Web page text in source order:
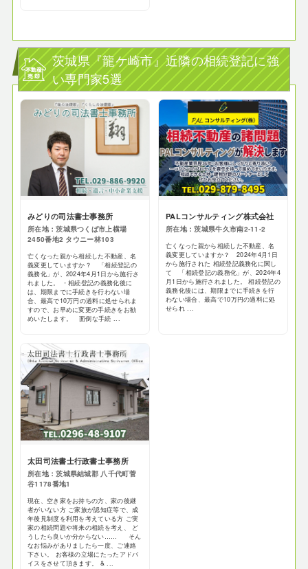
茨城県『龍ケ崎市』近隣の相続登記に強
い専門家5選
みどりの司法書士事務所
所在地：茨城県つくば市上横場
2450番地2 タウニー林103
亡くなった親から相続した不動産、名
義変更していますか？ 「相続登記の
義務化」が、2024年4月1日から施行さ
れました。 ・相続登記の義務化後に
は、期限までに手続きを行わない場
合、最高で10万円の過料に処せられま
すので、お早めに変更の手続きをお勧
めいたします。 面倒な手続 ...
PALコンサルティング株式会社
所在地：茨城県牛久市南2-11-2
亡くなった親から相続した不動産、名
義変更していますか？ 2024年4月1日
から施行された 相続登記義務化に関し
て 「相続登記の義務化」が、2024年4
月1日から施行されました。 相続登記の
義務化後には、期限までに手続きを行
わない場合、最高で10万円の過料に処
せられ ...
太田司法書士行政書士事務所
所在地：茨城県結城郡 八千代町菅
谷1178番地1
現在、空き家をお持ちの方、家の後継
者がいない方 ご家族が認知症等で、成
年後見制度を利用を考えている方 ご実
家の相続問題や将来の相続を考え、 ど
うしたら良いか分からない…… そん
なお悩みがありましたら一度、ご連絡
下さい。 お客様の立場にたったアドバ
イスをさせて頂きます。 & ...